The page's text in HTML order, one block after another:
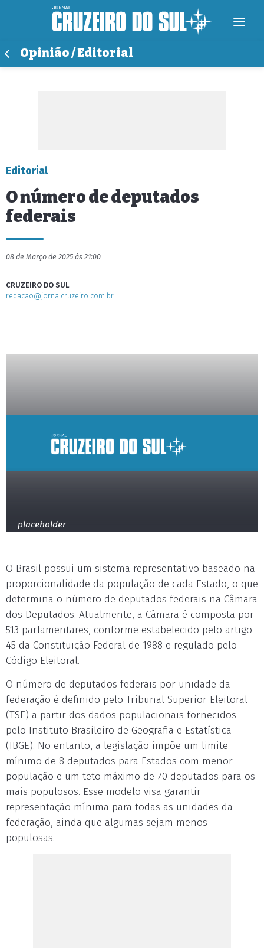
Opinião / Editorial
Editorial
O número de deputados
federais
08 de Março de 2025 às 21:00
CRUZEIRO DO SUL
redacao@jornalcruzeiro.com.br
placeholder
O Brasil possui um sistema representativo baseado na
proporcionalidade da população de cada Estado, o que
determina o número de deputados federais na Câmara
dos Deputados. Atualmente, a Câmara é composta por
513 parlamentares, conforme estabelecido pelo artigo
45 da Constituição Federal de 1988 e regulado pelo
Código Eleitoral.
O número de deputados federais por unidade da
federação é definido pelo Tribunal Superior Eleitoral
(TSE) a partir dos dados populacionais fornecidos
pelo Instituto Brasileiro de Geografia e Estatística
(IBGE). No entanto, a legislação impõe um limite
mínimo de 8 deputados para Estados com menor
população e um teto máximo de 70 deputados para os
mais populosos. Esse modelo visa garantir
representação mínima para todas as unidades da
federação, ainda que algumas sejam menos
populosas.